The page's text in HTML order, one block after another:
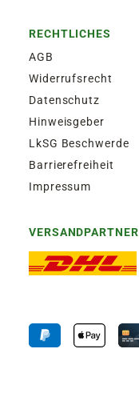
RECHTLICHES
AGB
Widerrufsrecht
Datenschutz
Hinweisgeber
LkSG Beschwerde
Barrierefreiheit
Impressum
VERSANDPARTNER